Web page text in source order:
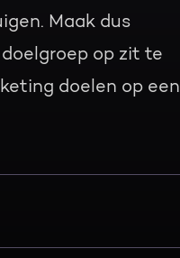
Maak dus
op zit te
doelen op een